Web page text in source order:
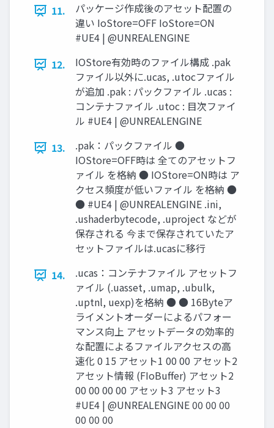
11.
パッケージ作成後のアセット配置の
違い IoStore=OFF IoStore=ON
#UE4 | @UNREALENGINE
12.
IOStore有効時のファイル構成 .pak
ファイル以外に.ucas, .utocファイル
が追加 .pak : パックファイル .ucas :
コンテナファイル .utoc : 目次ファイ
ル #UE4 | @UNREALENGINE
13.
.pak：パックファイル ●
IOStore=OFF時は 全てのアセットフ
ァイル を格納 ● IOStore=ON時は ア
クセス頻度が低いファイル を格納 ●
● #UE4 | @UNREALENGINE .ini,
.ushaderbytecode, .uproject などが
保存される 今まで保存されていたア
セットファイルは.ucasに移行
14.
.ucas：コンテナファイル アセットフ
ァイル (.uasset, .umap, .ubulk,
.uptnl, uexp)を格納 ● ● 16Byteア
ライメントオーダーによるパフォー
マンス向上 アセットデータの効率的
な配置によるファイルアクセスの高
速化 0 15 アセット1 00 00 アセット2
アセット情報 (FIoBuﬀer) アセット2
00 00 00 00 アセット3 アセット3
#UE4 | @UNREALENGINE 00 00 00
00 00 00